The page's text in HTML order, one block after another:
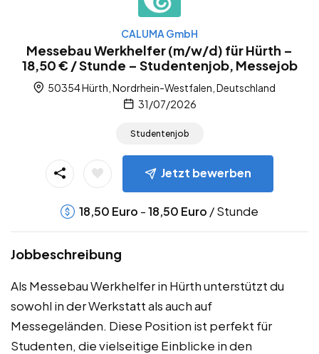
CALUMA GmbH
Messebau Werkhelfer (m/w/d) für Hürth –
18,50 € / Stunde – Studentenjob, Messejob
50354 Hürth, Nordrhein-Westfalen, Deutschland
31/07/2026
Studentenjob
Jetzt bewerben
18,50 Euro -18,50 Euro / Stunde
Jobbeschreibung
Als Messebau Werkhelfer in Hürth unterstützt du
sowohl in der Werkstatt als auch auf
Messegeländen. Diese Position ist perfekt für
Studenten, die vielseitige Einblicke in den